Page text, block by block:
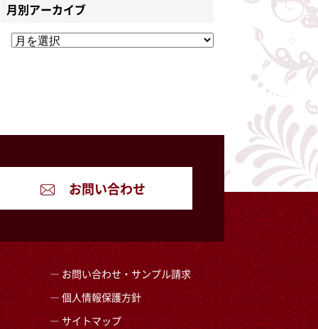
月別アーカイブ
お問い合わせ
お問い合わせ・サンプル請求
個人情報保護方針
サイトマップ